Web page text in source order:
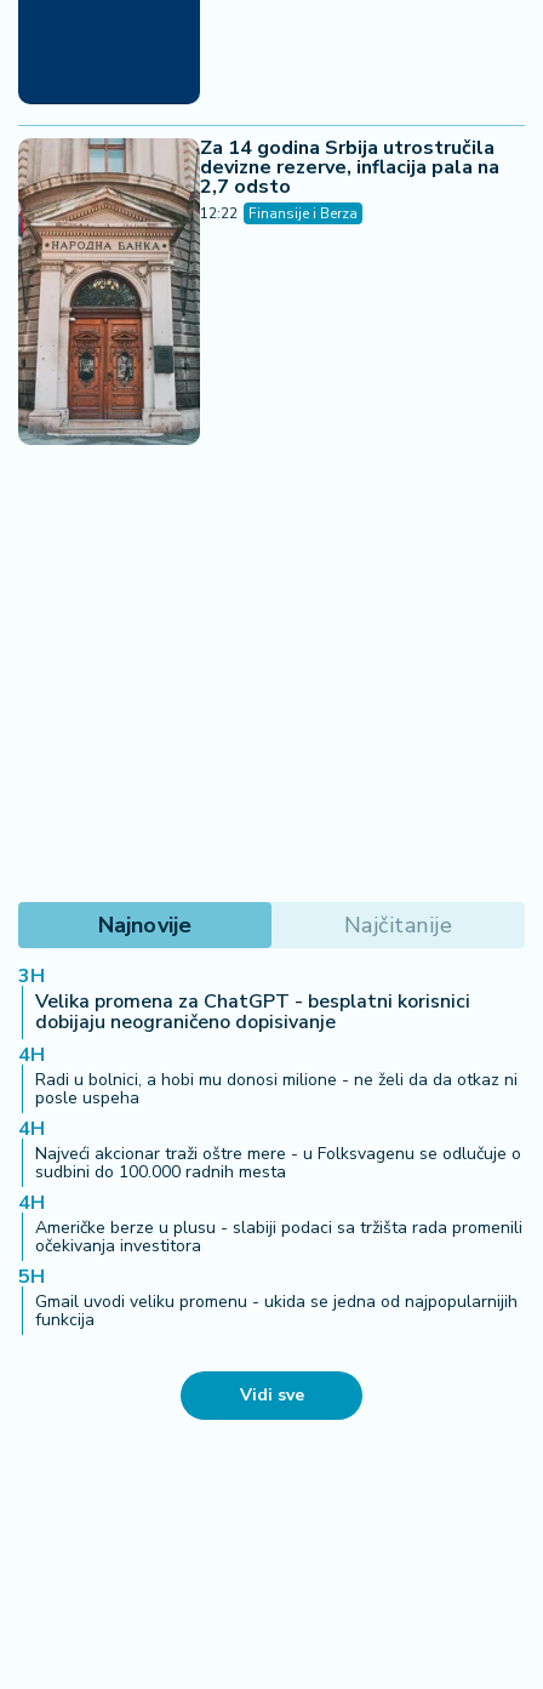
Za 14 godina Srbija utrostručila
devizne rezerve, inflacija pala na
2,7 odsto
12:22 Finansije i Berza
Najnovije Najčitanije
3H
Velika promena za ChatGPT - besplatni korisnici
dobijaju neograničeno dopisivanje
4H
Radi u bolnici, a hobi mu donosi milione - ne želi da da otkaz ni
posle uspeha
4H
Najveći akcionar traži oštre mere - u Folksvagenu se odlučuje o
sudbini do 100.000 radnih mesta
4H
Američke berze u plusu - slabiji podaci sa tržišta rada promenili
očekivanja investitora
5H
Gmail uvodi veliku promenu - ukida se jedna od najpopularnijih
funkcija
Vidi sve